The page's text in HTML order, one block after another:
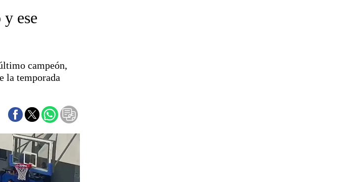
ese
campeón,
la temporada